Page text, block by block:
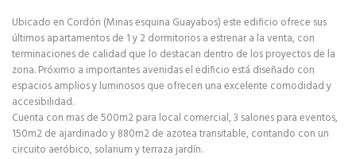
Ubicado en Cordón (Minas esquina Guayabos) este edificio ofrece sus
últimos apartamentos de 1 y 2 dormitorios a estrenar a la venta, con
terminaciones de calidad que lo destacan dentro de los proyectos de la
zona. Próximo a importantes avenidas el edificio está diseñado con
espacios amplios y luminosos que ofrecen una excelente comodidad y
accesibilidad.
Cuenta con mas de 500m2 para local comercial, 3 salones para eventos,
150m2 de ajardinado y 880m2 de azotea transitable, contando con un
circuito aeróbico, solarium y terraza jardín.